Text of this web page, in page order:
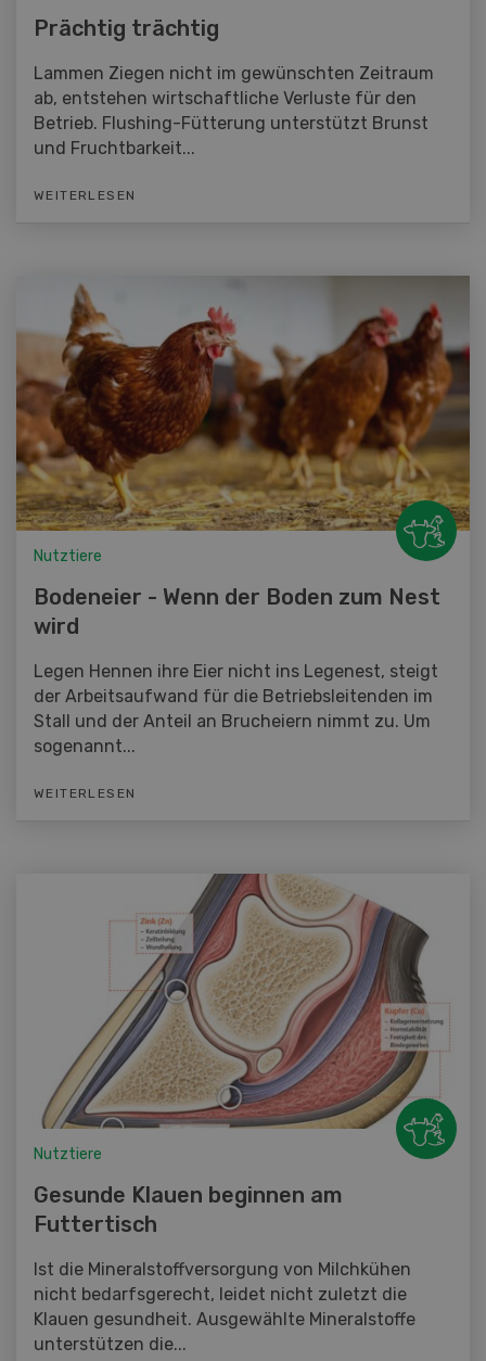
Prächtig trächtig
Lammen Ziegen nicht im gewünschten Zeitraum
ab, entstehen wirtschaftliche Verluste für den
Betrieb. Flushing-Fütterung unterstützt Brunst
und Fruchtbarkeit...
WEITERLESEN
Nutztiere
Bodeneier - Wenn der Boden zum Nest
wird
Legen Hennen ihre Eier nicht ins Legenest, steigt
der Arbeitsaufwand für die Betriebsleitenden im
Stall und der Anteil an Brucheiern nimmt zu. Um
sogenannt...
WEITERLESEN
Nutztiere
Gesunde Klauen beginnen am
Futtertisch
Ist die Mineralstoffversorgung von Milchkühen
nicht bedarfsgerecht, leidet nicht zuletzt die
Klauen gesundheit. Ausgewählte Mineralstoffe
unterstützen die...